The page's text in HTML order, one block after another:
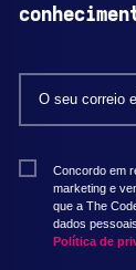
Concordo em
marketing e
que a The
dados
Política de